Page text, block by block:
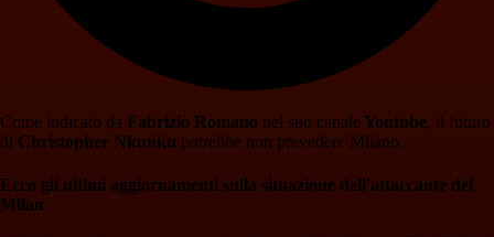
Come indicato da Fabrizio Romano nel suo canale Youtube, il futuro
di Christopher Nkunku potrebbe non prevedere Milano.
Ecco gli ultimi aggiornamenti sulla situazione dell'attaccante del
Milan